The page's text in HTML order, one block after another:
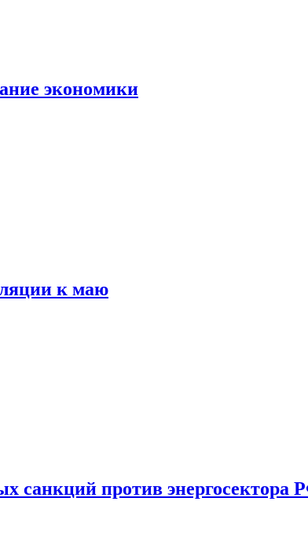
экономики
к маю
санкций против энергосектора